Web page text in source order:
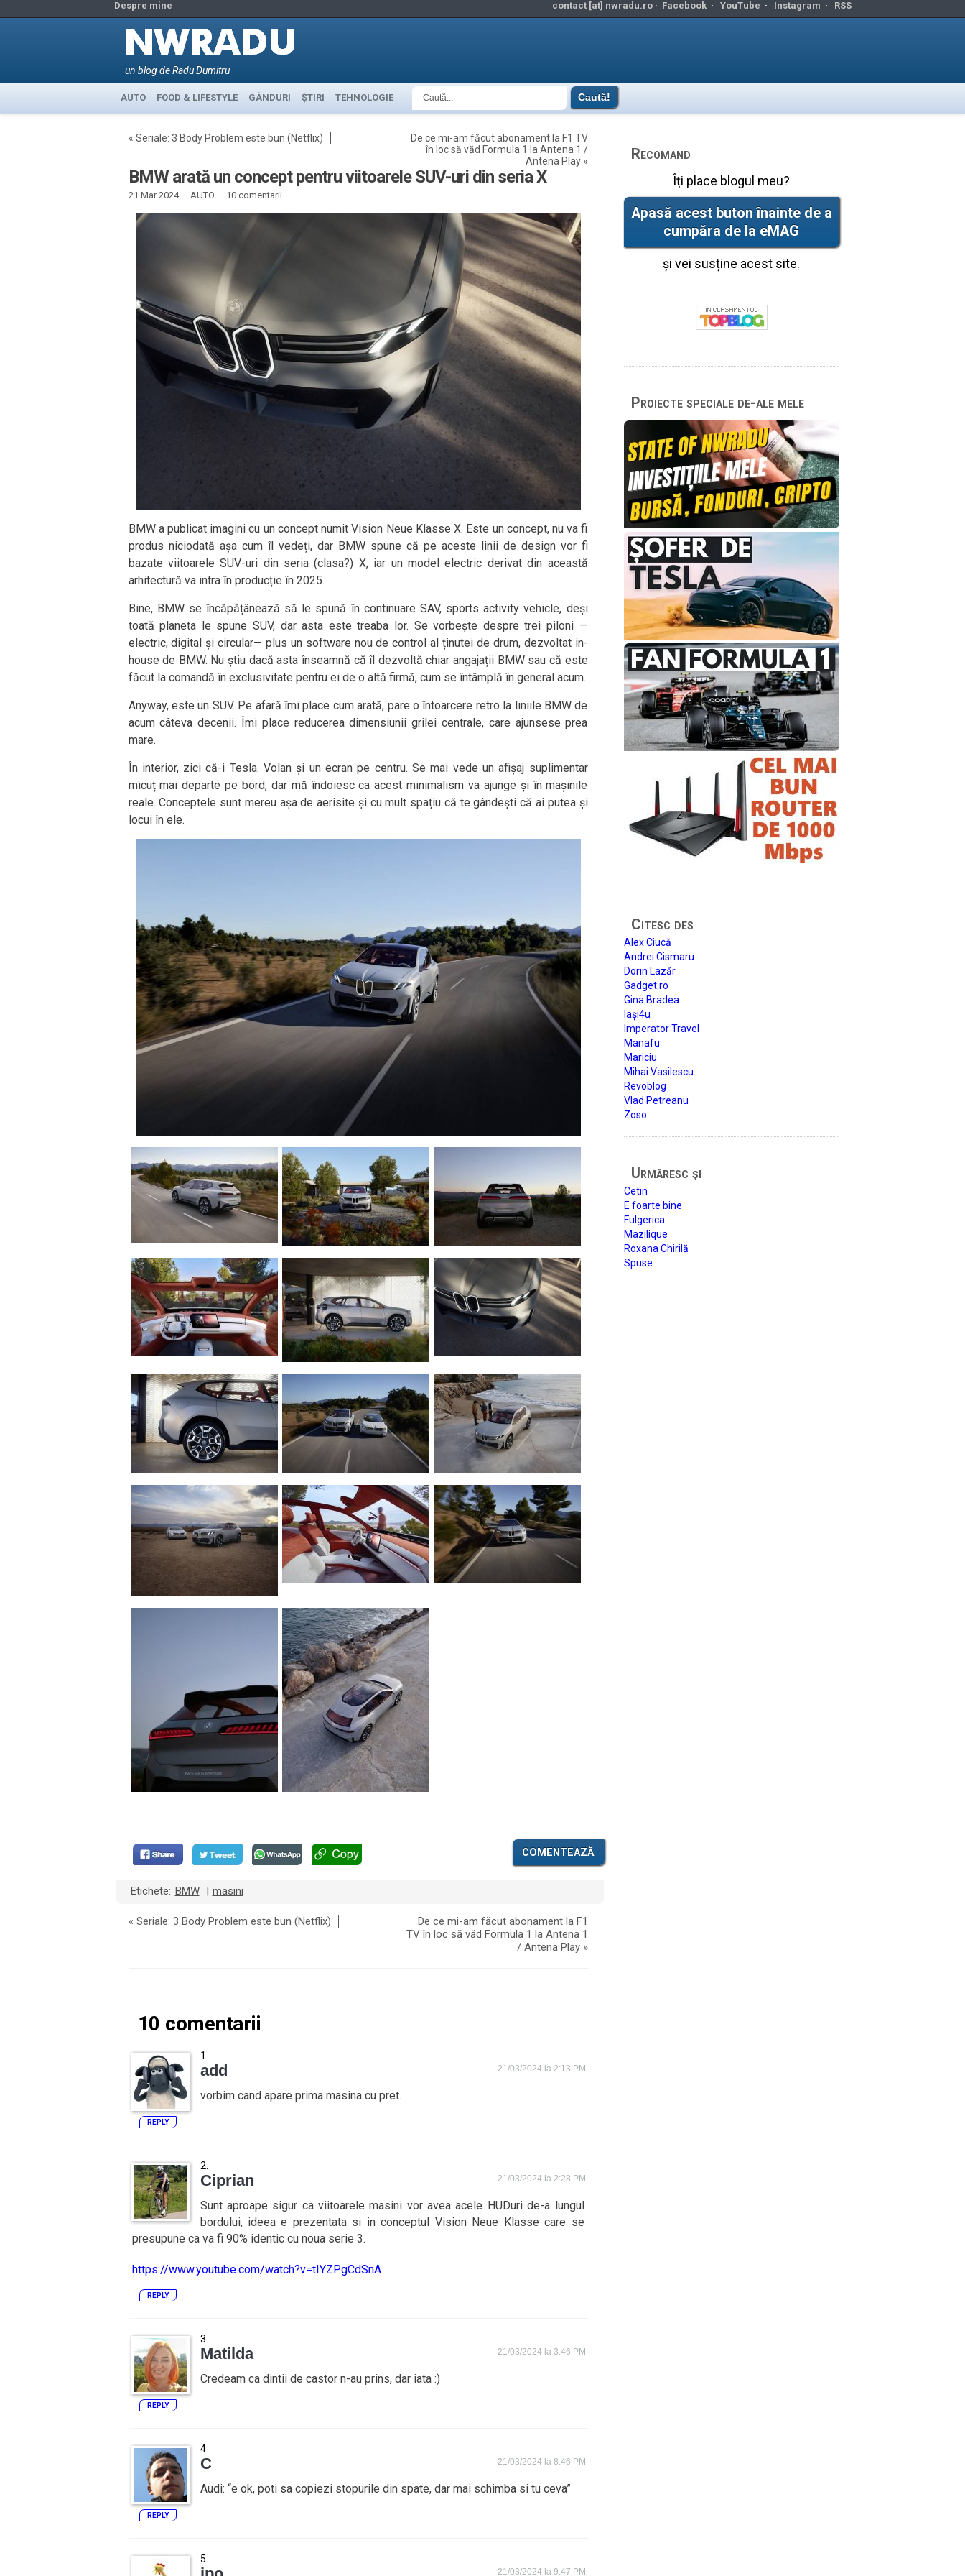
Despre mine contact [at] nwradu.ro · Facebook· YouTube · Instagram · RSS
un blog de Radu Dumitru
AUTO FOOD & LIFESTYLE GÂNDURI ȘTIRI TEHNOLOGIE
« Seriale: 3 Body Problem este bun (Netflix)
De ce mi-am făcut abonament la F1 TV
în loc să văd Formula 1 la Antena 1 /
Antena Play»
BMW arată un concept pentru viitoarele SUV-uri din seria X
21 Mar 2024 · AUTO · 10 comentarii
BMW a publicat imagini cu un concept numit Vision Neue Klasse X. Este un concept, nu va fi
produs niciodată așa cum îl vedeți, dar BMW spune că pe aceste linii de design vor fi
bazate viitoarele SUV-uri din seria (clasa?) X, iar un model electric derivat din această
arhitectură va intra în producție în 2025.
Bine, BMW se încăpățânează să le spună în continuare SAV, sports activity vehicle, deși
toată planeta le spune SUV, dar asta este treaba lor. Se vorbește despre trei piloni —
electric, digital și circular— plus un software nou de control al ținutei de drum, dezvoltat in-
house de BMW. Nu știu dacă asta înseamnă că îl dezvoltă chiar angajații BMW sau că este
făcut la comandă în exclusivitate pentru ei de o altă firmă, cum se întâmplă în general acum.
Anyway, este un SUV. Pe afară îmi place cum arată, pare o întoarcere retro la liniile BMW de
acum câteva decenii. Îmi place reducerea dimensiunii grilei centrale, care ajunsese prea
mare.
În interior, zici că-i Tesla. Volan și un ecran pe centru. Se mai vede un afișaj suplimentar
micuț mai departe pe bord, dar mă îndoiesc ca acest minimalism va ajunge și în mașinile
reale. Conceptele sunt mereu așa de aerisite și cu mult spațiu că te gândești că ai putea și
locui în ele.
COMENTEAZĂ
Etichete: BMW masini
« Seriale: 3 Body Problem este bun (Netflix)
De ce mi-am făcut abonament la F1
TV în loc să văd Formula 1 la Antena 1
/ Antena Play»
10 comentarii
add 21/03/2024 la 2:13 PM
vorbim cand apare prima masina cu pret.
REPLY
Ciprian 21/03/2024 la 2:28 PM
Sunt aproape sigur ca viitoarele masini vor avea acele HUDuri de-a lungul
bordului, ideea e prezentata si in conceptul Vision Neue Klasse care se
presupune ca va fi 90% identic cu noua serie 3.
https://www.youtube.com/watch?v=tIYZPgCdSnA
REPLY
Matilda 21/03/2024 la 3:46 PM
Credeam ca dintii de castor n-au prins, dar iata :)
REPLY
C 21/03/2024 la 8:46 PM
Audi: “e ok, poti sa copiezi stopurile din spate, dar mai schimba si tu ceva”
REPLY
21/03/2024 la 9:47 PM
Recomand
Îți place blogul meu?
Apasă acest buton înainte de a
cumpăra de la eMAG
și vei susține acest site.
Proiecte speciale de-ale mele
Citesc des
Alex Ciucă
Andrei Cismaru
Dorin Lazăr
Gadget.ro
Gina Bradea
Iași4u
Imperator Travel
Manafu
Mariciu
Mihai Vasilescu
Revoblog
Vlad Petreanu
Zoso
Urmăresc şi
Cetin
E foarte bine
Fulgerica
Mazilique
Roxana Chirilă
Spuse